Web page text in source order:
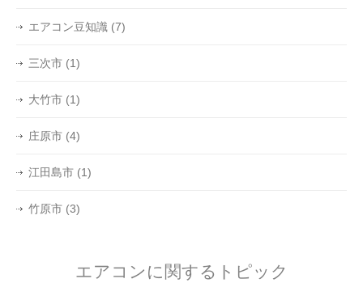
エアコン豆知識 (7)
三次市 (1)
大竹市 (1)
庄原市 (4)
江田島市 (1)
竹原市 (3)
エアコンに関するトピック